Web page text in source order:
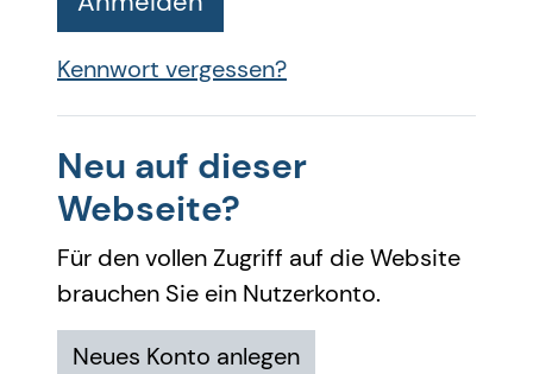
Kennwort vergessen?
Neu auf dieser
Webseite?
Für den vollen Zugriff auf die Website
brauchen Sie ein Nutzerkonto.
Neues Konto anlegen